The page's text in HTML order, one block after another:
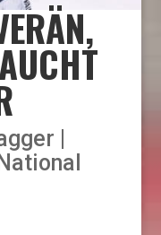
National